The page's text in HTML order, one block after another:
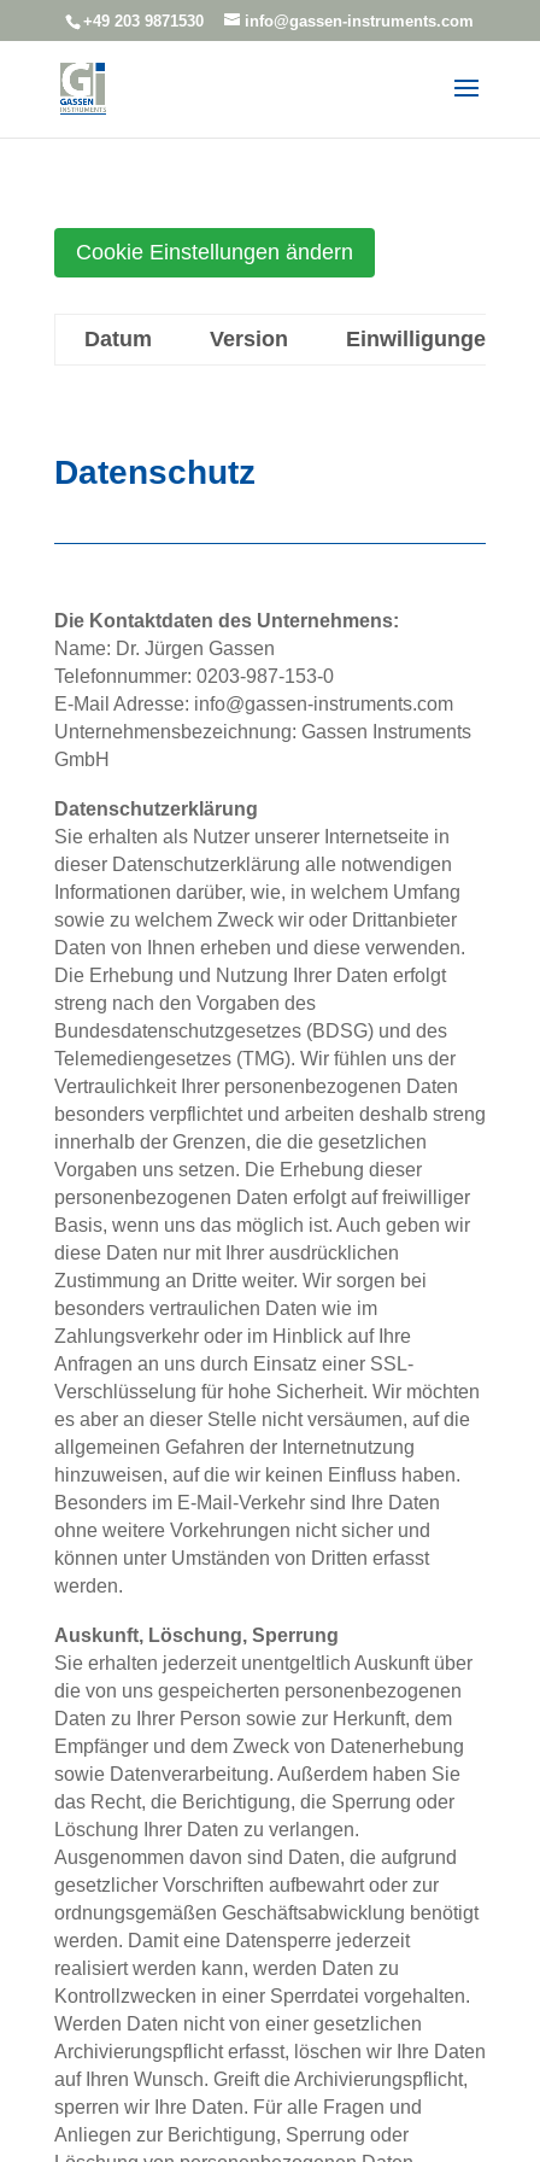
+49 203 9871530 info@gassen-instruments.com
Cookie Einstellungen ändern
Datum Version Einwilligungen
Datenschutz
Die Kontaktdaten des Unternehmens:
Name: Dr. Jürgen Gassen
Telefonnummer: 0203-987-153-0
E-Mail Adresse: info@gassen-instruments.com
Unternehmensbezeichnung: Gassen Instruments
GmbH
Datenschutzerklärung
Sie erhalten als Nutzer unserer Internetseite in
dieser Datenschutzerklärung alle notwendigen
Informationen darüber, wie, in welchem Umfang
sowie zu welchem Zweck wir oder Drittanbieter
Daten von Ihnen erheben und diese verwenden.
Die Erhebung und Nutzung Ihrer Daten erfolgt
streng nach den Vorgaben des
Bundesdatenschutzgesetzes (BDSG) und des
Telemediengesetzes (TMG). Wir fühlen uns der
Vertraulichkeit Ihrer personenbezogenen Daten
besonders verpflichtet und arbeiten deshalb streng
innerhalb der Grenzen, die die gesetzlichen
Vorgaben uns setzen. Die Erhebung dieser
personenbezogenen Daten erfolgt auf freiwilliger
Basis, wenn uns das möglich ist. Auch geben wir
diese Daten nur mit Ihrer ausdrücklichen
Zustimmung an Dritte weiter. Wir sorgen bei
besonders vertraulichen Daten wie im
Zahlungsverkehr oder im Hinblick auf Ihre
Anfragen an uns durch Einsatz einer SSL-
Verschlüsselung für hohe Sicherheit. Wir möchten
es aber an dieser Stelle nicht versäumen, auf die
allgemeinen Gefahren der Internetnutzung
hinzuweisen, auf die wir keinen Einfluss haben.
Besonders im E-Mail-Verkehr sind Ihre Daten
ohne weitere Vorkehrungen nicht sicher und
können unter Umständen von Dritten erfasst
werden.
Auskunft, Löschung, Sperrung
Sie erhalten jederzeit unentgeltlich Auskunft über
die von uns gespeicherten personenbezogenen
Daten zu Ihrer Person sowie zur Herkunft, dem
Empfänger und dem Zweck von Datenerhebung
sowie Datenverarbeitung. Außerdem haben Sie
das Recht, die Berichtigung, die Sperrung oder
Löschung Ihrer Daten zu verlangen.
Ausgenommen davon sind Daten, die aufgrund
gesetzlicher Vorschriften aufbewahrt oder zur
ordnungsgemäßen Geschäftsabwicklung benötigt
werden. Damit eine Datensperre jederzeit
realisiert werden kann, werden Daten zu
Kontrollzwecken in einer Sperrdatei vorgehalten.
Werden Daten nicht von einer gesetzlichen
Archivierungspflicht erfasst, löschen wir Ihre Daten
auf Ihren Wunsch. Greift die Archivierungspflicht,
sperren wir Ihre Daten. Für alle Fragen und
Anliegen zur Berichtigung, Sperrung oder